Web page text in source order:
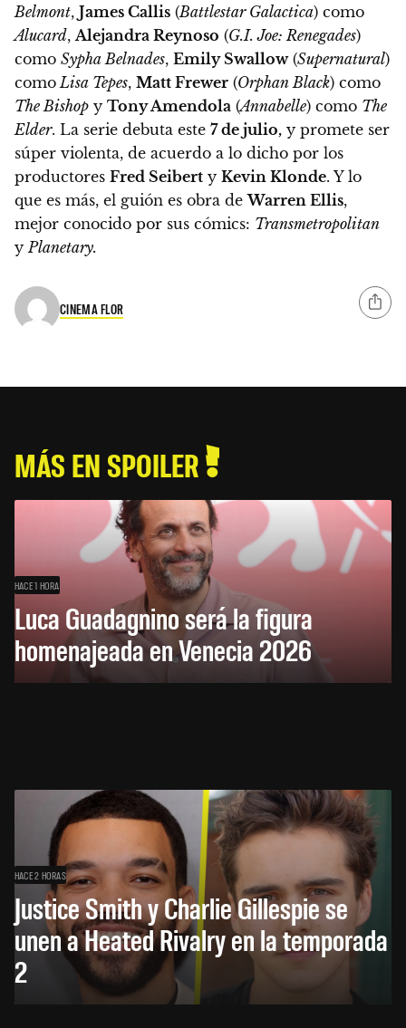
Belmont, James Callis (Battlestar Galactica) como
Alucard, Alejandra Reynoso (G.I. Joe: Renegades)
como Sypha Belnades, Emily Swallow(Supernatural)
como Lisa Tepes, Matt Frewer (Orphan Black) como
The Bishop y Tony Amendola (Annabelle) como The
Elder. La serie debuta este 7 de julio, y promete ser
súper violenta, de acuerdo a lo dicho por los
productores Fred Seibert y Kevin Klonde. Y lo
que es más, el guión es obra deWarren Ellis,
mejor conocido por sus cómics: Transmetropolitan
y Planetary.
CINEMA FLOR
MÁS EN SPOILER
HACE 1 HORA
Luca Guadagnino será la figura
homenajeada en Venecia 2026
HACE 2 HORAS
Justice Smith y Charlie Gillespie se
unen a Heated Rivalry en la temporada
2